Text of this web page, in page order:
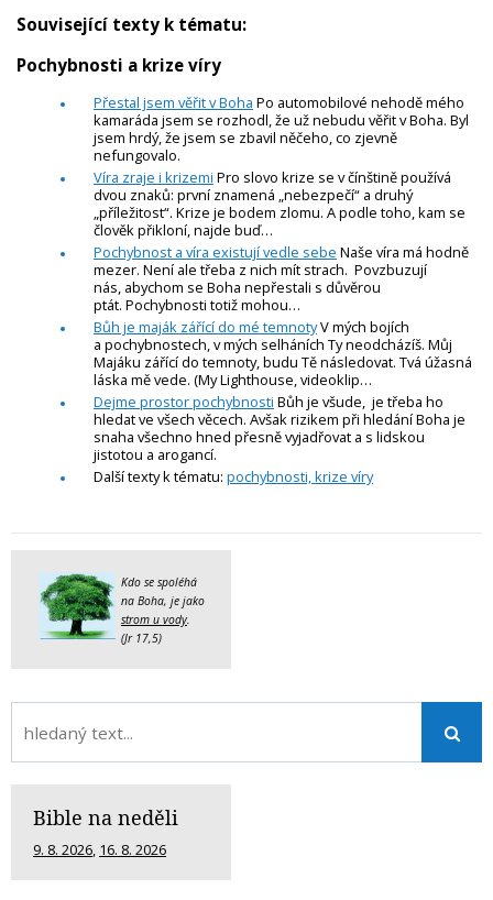
Související texty k tématu:
Pochybnosti a krize víry
Přestal jsem věřit v Boha Po automobilové nehodě mého
kamaráda jsem se rozhodl, že už nebudu věřit v Boha. Byl
jsem hrdý, že jsem se zbavil něčeho, co zjevně
nefungovalo.
Víra zraje i krizemi Pro slovo krize se v čínštině používá
dvou znaků: první znamená „nebezpečí“ a druhý
„příležitost“. Krize je bodem zlomu. A podle toho, kam se
člověk přikloní, najde buď…
Pochybnost a víra existují vedle sebe Naše víra má hodně
mezer. Není ale třeba z nich mít strach. Povzbuzují
nás, abychom se Boha nepřestali s důvěrou
ptát. Pochybnosti totiž mohou…
Bůh je maják zářící do mé temnotyV mých bojích
a pochybnostech, v mých selháních Ty neodcházíš. Můj
Majáku zářící do temnoty, budu Tě následovat. Tvá úžasná
láska mě vede. (My Lighthouse, videoklip…
Dejme prostor pochybnosti Bůh je všude, je třeba ho
hledat ve všech věcech. Avšak rizikem při hledání Boha je
snaha všechno hned přesně vyjadřovat a s lidskou
jistotou a arogancí.
Další texty k tématu: pochybnosti, krize víry
Kdo se spoléhá
na Boha, je jako
strom u vody.
(Jr 17,5)
Bible na neděli
9. 8. 2026, 16. 8. 2026